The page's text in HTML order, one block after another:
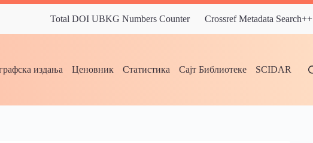
Total DOI UBKG Numbers Counter Crossref Metadata Search++
издања Ценовник Статистика Сајт Библиотеке SCIDAR